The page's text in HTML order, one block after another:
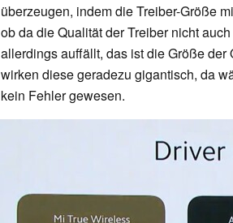
überzeugen, indem die Treiber-Größe
ob da die Qualität der Treiber nicht
allerdings auffällt, das ist die Größe
wirken diese geradezu gigantisch, da
kein Fehler gewesen.